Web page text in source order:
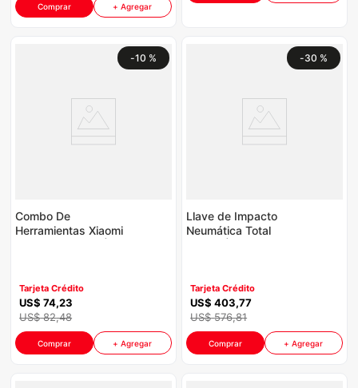
Comprar + Agregar
-10 %
Combo De
Herramientas Xiaomi
Tarjeta Crédito
US$ 74,23
US$ 82,48
Comprar + Agregar
-30 %
Llave de Impacto
Neumática Total
TAT40111-W
Tarjeta Crédito
US$ 403,77
US$ 576,81
Comprar + Agregar